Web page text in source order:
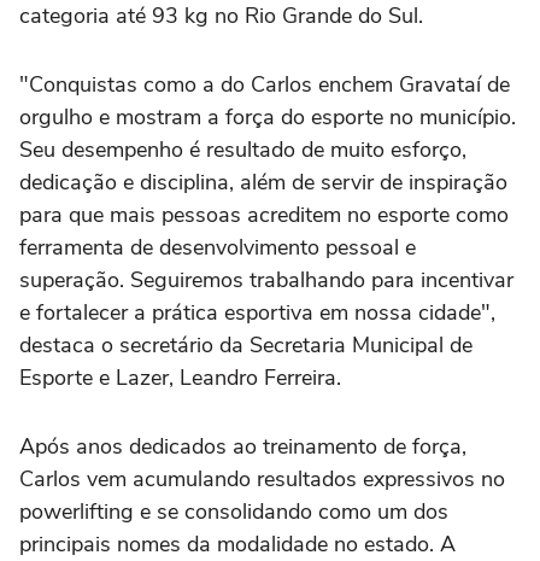
categoria até 93 kg no Rio Grande do Sul.
"Conquistas como a do Carlos enchem Gravataí de
orgulho e mostram a força do esporte no município.
Seu desempenho é resultado de muito esforço,
dedicação e disciplina, além de servir de inspiração
para que mais pessoas acreditem no esporte como
ferramenta de desenvolvimento pessoal e
superação. Seguiremos trabalhando para incentivar
e fortalecer a prática esportiva em nossa cidade",
destaca o secretário da Secretaria Municipal de
Esporte e Lazer, Leandro Ferreira.
Após anos dedicados ao treinamento de força,
Carlos vem acumulando resultados expressivos no
powerlifting e se consolidando como um dos
principais nomes da modalidade no estado. A